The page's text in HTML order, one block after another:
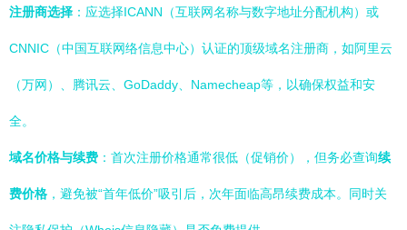
注册商选择 ：应选择ICANN（互联网名称与数字地址分配机构）或
CNNIC（中国互联网络信息中心）认证的顶级域名注册商，如阿里云
（万网）、腾讯云、GoDaddy、Namecheap等，以确保权益和安
全。
域名价格与续费 ：首次注册价格通常很低（促销价），但务必查询续
费价格 ，避免被“首年低价”吸引后，次年面临高昂续费成本。同时关